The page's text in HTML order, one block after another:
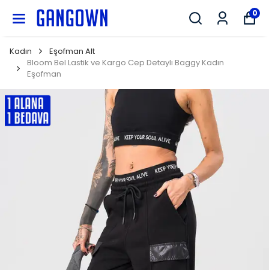
0
Kadın
Eşofman Alt
Bloom Bel Lastik ve Kargo Cep Detaylı Baggy Kadın
Eşofman